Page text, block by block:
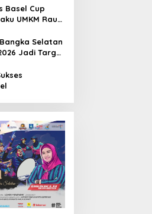
Basel Cup
UMKM Raup
Selatan
Jadi Target